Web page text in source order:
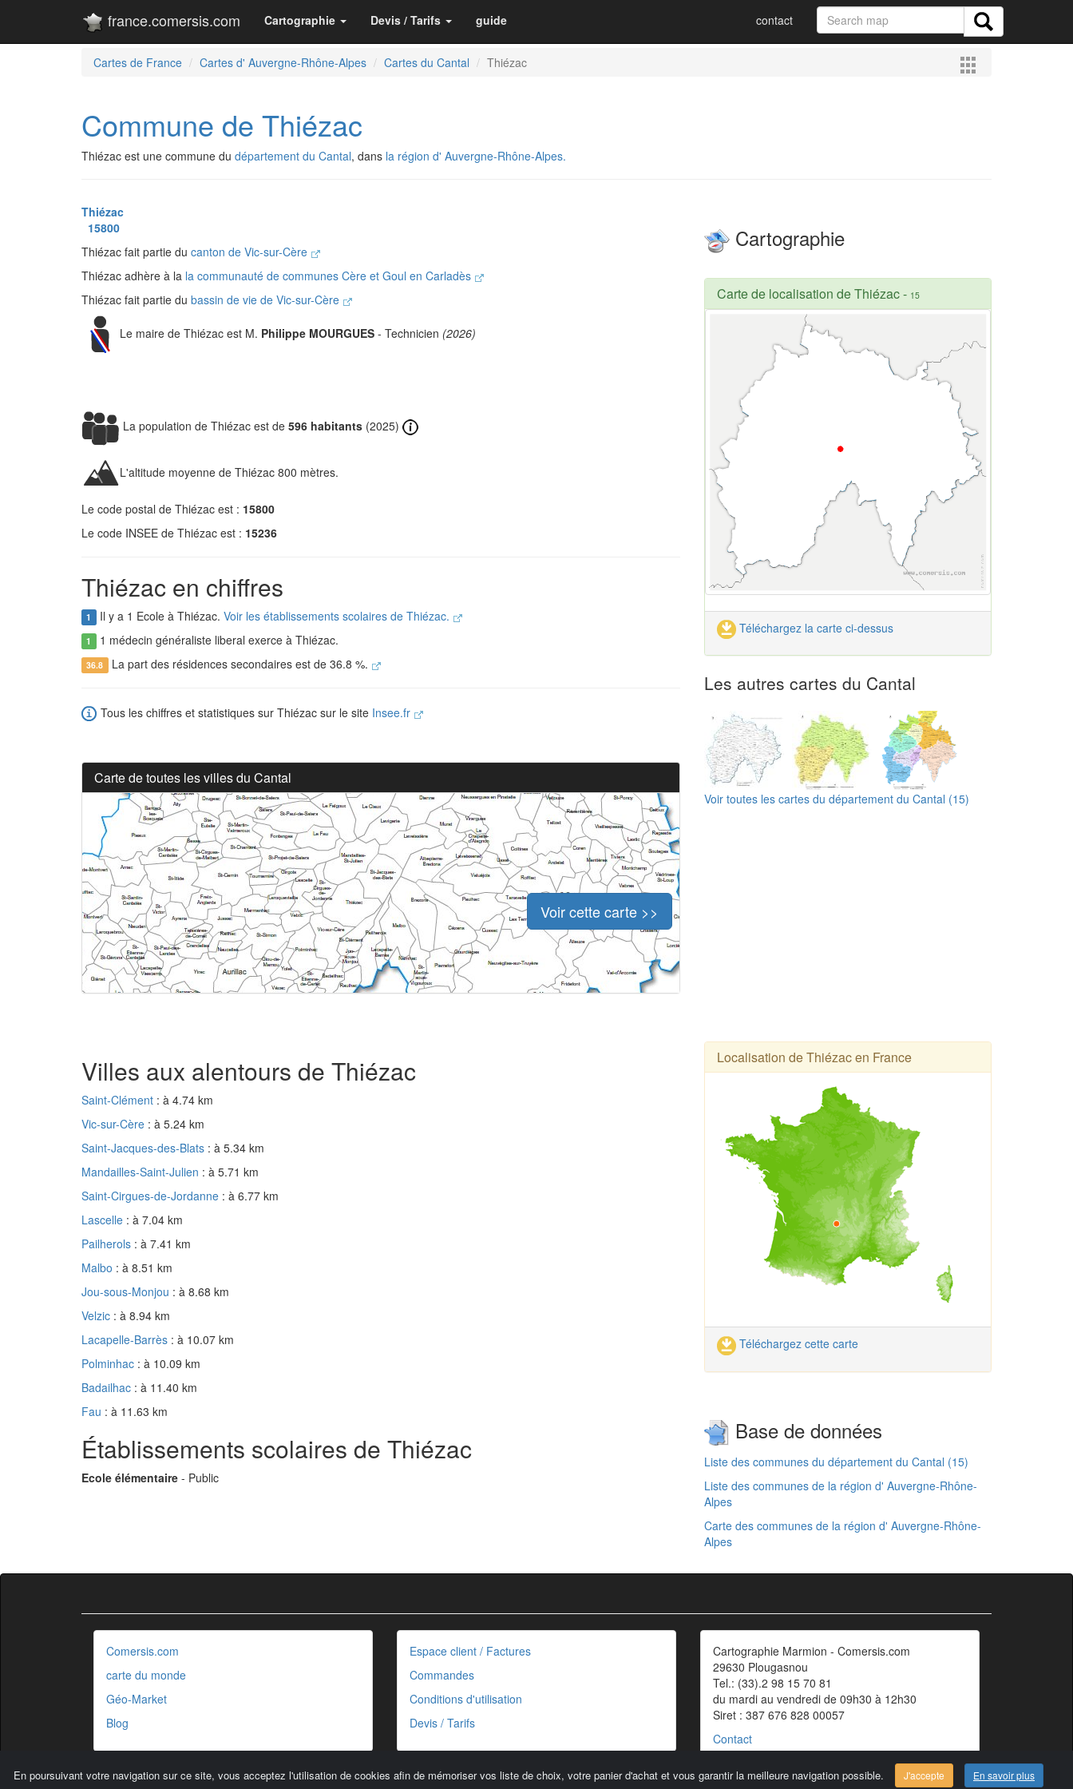
france.comersis.com Cartographie Devis / Tarifs guide contact
Cartes de France Cartes d' Auvergne-Rhône-Alpes Cartes du Cantal Thiézac
Commune de Thiézac
Thiézac est une commune du département du Cantal, dans la région d' Auvergne-Rhône-Alpes.
Thiézac
15800
Thiézac fait partie du canton de Vic-sur-Cère
Thiézac adhère à la la communauté de communes Cère et Goul en Carladès
Thiézac fait partie du bassin de vie de Vic-sur-Cère
Le maire de Thiézac est M. Philippe MOURGUES - Technicien (2026)
La population de Thiézac est de 596 habitants (2025)
L'altitude moyenne de Thiézac 800 mètres.
Le code postal de Thiézac est : 15800
Le code INSEE de Thiézac est : 15236
Thiézac en chiffres
1 Il y a 1 Ecole à Thiézac. Voir les établissements scolaires de Thiézac.
1 1 médecin généraliste liberal exerce à Thiézac.
36.8 La part des résidences secondaires est de 36.8 %.
Tous les chiffres et statistiques sur Thiézac sur le site Insee.fr
Carte de toutes les villes du Cantal
Voir cette carte >>
Cartographie
Carte de localisation de Thiézac- 15
Téléchargez la carte ci-dessus
Les autres cartes du Cantal
Voir toutes les cartes du département du Cantal (15)
Villes aux alentours de Thiézac
Saint-Clément : à 4.74 km
Vic-sur-Cère : à 5.24 km
Saint-Jacques-des-Blats : à 5.34 km
Mandailles-Saint-Julien : à 5.71 km
Saint-Cirgues-de-Jordanne : à 6.77 km
Lascelle : à 7.04 km
Pailherols : à 7.41 km
Malbo : à 8.51 km
Jou-sous-Monjou : à 8.68 km
Velzic : à 8.94 km
Lacapelle-Barrès : à 10.07 km
Polminhac : à 10.09 km
Badailhac : à 11.40 km
Fau : à 11.63 km
Établissements scolaires de Thiézac
Ecole élémentaire - Public
Localisation de Thiézac en France
Téléchargez cette carte
Base de données
Liste des communes du département du Cantal (15)
Liste des communes de la région d' Auvergne-Rhône-
Alpes
Carte des communes de la région d' Auvergne-Rhône-
Alpes
En poursuivant votre navigation sur ce site, vous acceptez l'utilisation de cookies afin de mémoriser vos liste de choix, votre panier d'achat et vous garantir la meilleure navigation possible. J'accepte En savoir plus
Comersis.com
carte du monde
Géo-Market
Blog
Espace client / Factures
Commandes
Conditions d'utilisation
Devis / Tarifs
Cartographie Marmion - Comersis.com
29630 Plougasnou
Tel.: (33).2 98 15 70 81
du mardi au vendredi de 09h30 à 12h30
Siret : 387 676 828 00057
Contact